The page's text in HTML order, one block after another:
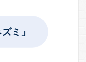
ミ」